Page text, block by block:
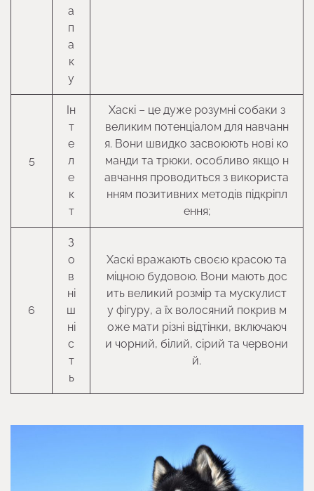
а
п
а
к
у
5
Ін
т
е
л
е
к
т
Хаскі – це дуже розумні собаки з
великим потенціалом для навчанн
я. Вони швидко засвоюють нові ко
манди та трюки, особливо якщо н
авчання проводиться з використа
нням позитивних методів підкріпл
ення;
6
З
о
в
ні
ш
ні
с
т
ь
Хаскі вражають своєю красою та
міцною будовою. Вони мають дос
ить великий розмір та мускулист
у фігуру, а їх волосяний покрив м
оже мати різні відтінки, включаюч
и чорний, білий, сірий та червони
й.